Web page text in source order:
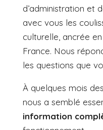
d’administration et
avec vous les
culturelle, ancrée
France. Nous
les questions que
À quelques mois
nous a semblé
information